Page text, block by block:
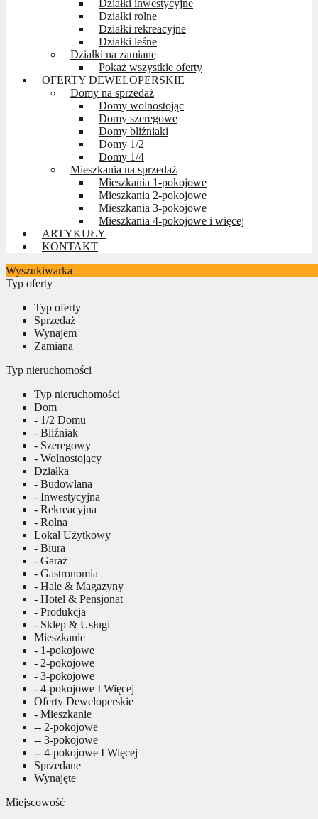
Działki inwestycyjne
Działki rolne
Działki rekreacyjne
Działki leśne
Działki na zamianę
Pokaż wszystkie oferty
OFERTY DEWELOPERSKIE
Domy na sprzedaż
Domy wolnostojąc
Domy szeregowe
Domy bliźniaki
Domy 1/2
Domy 1/4
Mieszkania na sprzedaż
Mieszkania 1-pokojowe
Mieszkania 2-pokojowe
Mieszkania 3-pokojowe
Mieszkania 4-pokojowe i więcej
ARTYKUŁY
KONTAKT
Wyszukiwarka
Typ oferty
Typ oferty
Sprzedaż
Wynajem
Zamiana
Typ nieruchomości
Typ nieruchomości
Dom
- 1/2 Domu
- Bliźniak
- Szeregowy
- Wolnostojący
Działka
- Budowlana
- Inwestycyjna
- Rekreacyjna
- Rolna
Lokal Użytkowy
- Biura
- Garaż
- Gastronomia
- Hale & Magazyny
- Hotel & Pensjonat
- Produkcja
- Sklep & Usługi
Mieszkanie
- 1-pokojowe
- 2-pokojowe
- 3-pokojowe
- 4-pokojowe I Więcej
Oferty Deweloperskie
- Mieszkanie
-- 2-pokojowe
-- 3-pokojowe
-- 4-pokojowe I Więcej
Sprzedane
Wynajęte
Miejscowość